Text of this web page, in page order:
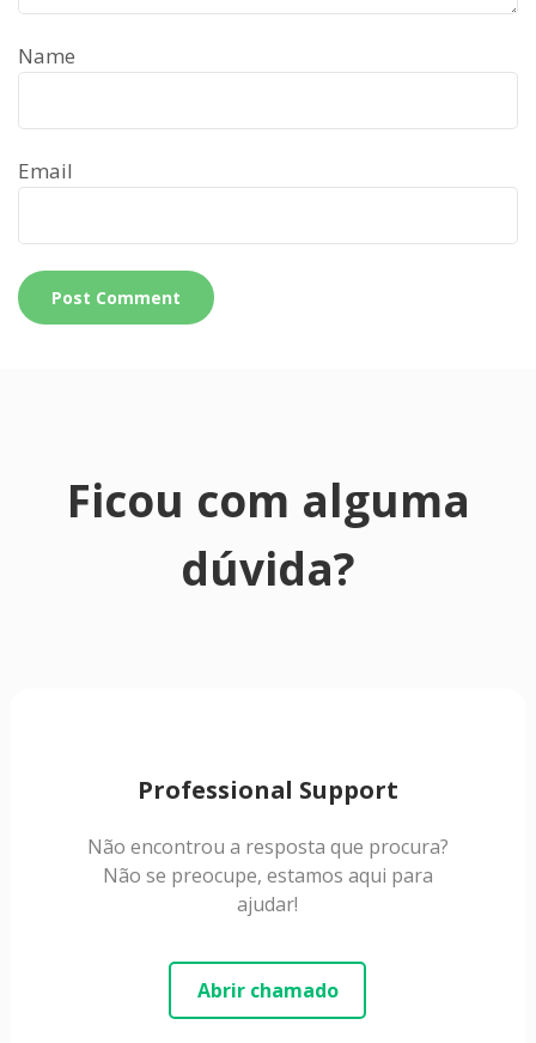
Name
Email
Ficou com alguma
dúvida?
Professional Support
Não encontrou a resposta que procura?
Não se preocupe, estamos aqui para
ajudar!
Abrir chamado